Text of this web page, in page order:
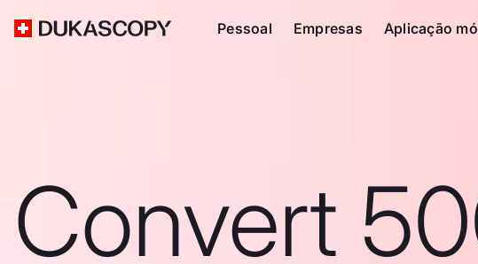
Pessoal Empresas Aplicação
Convert